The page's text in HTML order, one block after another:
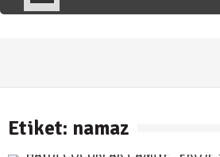
YAZ OKULUMUZ
Etiket: namaz